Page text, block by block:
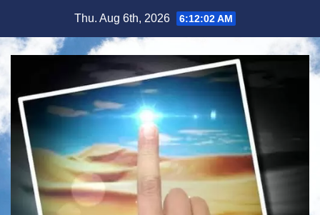
content
Thu. Aug 6th, 2026 6:12:03 AM